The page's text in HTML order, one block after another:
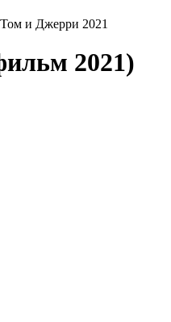
и Джерри 2021
2021)